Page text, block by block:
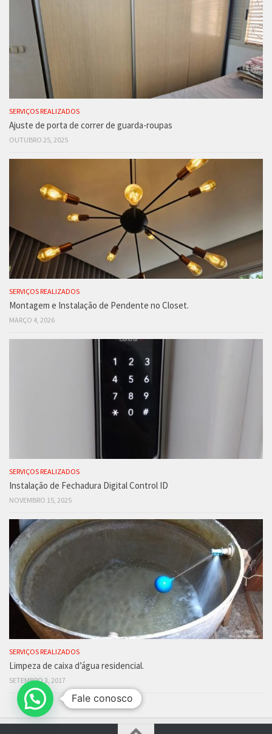
SERVIÇOS REALIZADOS
Ajuste de porta de correr de guarda-roupas
OUTUBRO 25, 2025
SERVIÇOS REALIZADOS
Montagem e Instalação de Pendente no Closet.
MARÇO 4, 2026
SERVIÇOS REALIZADOS
Instalação de Fechadura Digital Control ID
NOVEMBRO 15, 2025
SERVIÇOS REALIZADOS
Limpeza de caixa d’água residencial.
SETEMBRO 3, 2017
Fale conosco